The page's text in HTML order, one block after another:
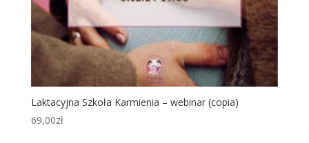
Laktacyjna Szkoła Karmienia – webinar (copia)
69,00zł